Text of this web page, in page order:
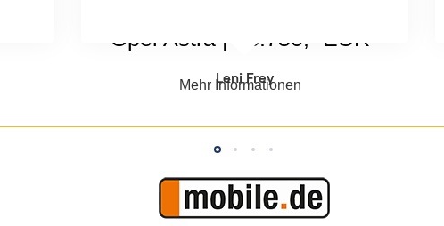
Opel Astra | 23.750,- EUR
Mehr Informationen
Steven Thamm